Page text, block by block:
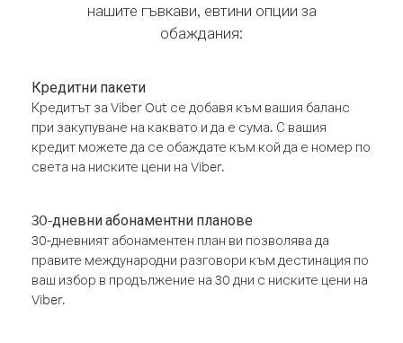
нашите гъвкави, евтини опции за
обаждания:
Кредитни пакети
Кредитът за Viber Out се добавя към вашия баланс
при закупуване на каквато и да е сума. С вашия
кредит можете да се обаждате към кой да е номер по
света на ниските цени на Viber.
30-дневни абонаментни планове
30-дневният абонаментен план ви позволява да
правите международни разговори към дестинация по
ваш избор в продължение на 30 дни с ниските цени на
Viber.